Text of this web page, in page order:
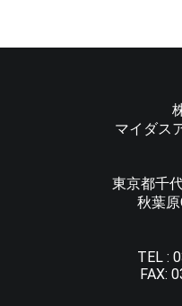
マイダス
東京都千
秋葉
TEL :
FAX: